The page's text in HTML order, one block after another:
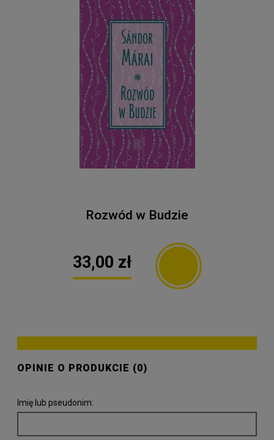
Rozwód w Budzie
33,00 zł
OPINIE O PRODUKCIE (0)
Imię lub pseudonim: